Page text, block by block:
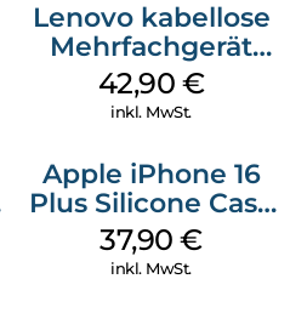
Lenovo kabellose
Mehrfachgerät
Luna Grey
42,90 €
inkl. MwSt.
Apple iPhone 16
Plus Silicone Case
MagSafe Lake
Green
37,90€
inkl. MwSt.